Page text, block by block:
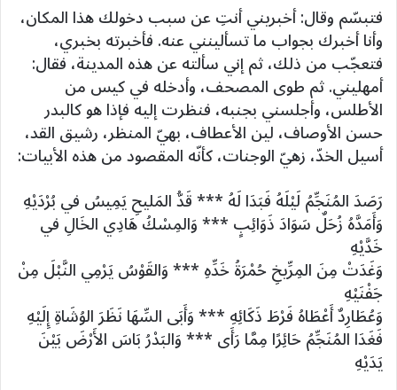
فتبسّم وقال: أخبريني أنتِ عن سبب دخولك هذا المكان،
وأنا أخبرك بجواب ما تسألينني عنه. فأخبرته بخبري،
فتعجّب من ذلك، ثم إني سألته عن هذه المدينة، فقال:
أمهليني. ثم طوى المصحف، وأدخله في كيس من
الأطلس، وأجلسني بجنبه، فنظرت إليه فإذا هو كالبدر
حسن الأوصاف، لين الأعطاف، بهيّ المنظر، رشيق القد،
أسيل الخدّ، زهيّ الوجنات، كأنّه المقصود من هذه الأبيات:
رَصَدَ المُنَجِّمُ لَيْلَهُ فَبَدَا لَهُ *** قَدُّ المَليحِ يَمِيسُ في بُرْدَيْهِ
وَأَمَدَّهُ زُحَلٌ سَوَادَ ذَوَائِبٍ *** وَالمِسْكُ هَادِي الخَالِ في
خَدَّيْهِ
وَغَدَتْ مِنَ المِرِّيخِ حُمْرَةُ خَدِّهِ *** وَالقَوْسُ يَرْمِي النَّبْلَ مِنْ
جَفْنَيْهِ
وَعُطَارِدٌ أَعْطَاهُ فَرْطَ ذَكَائِهِ *** وَأَبَى السِّهَا نَظَرَ الوُشَاةِ إِلَيْهِ
فَغَدَا المُنَجِّمُ حَائِرًا مِمَّا رَأَى *** وَالبَدْرُ بَاسَ الأَرْضَ بَيْنَ
يَدَيْهِ